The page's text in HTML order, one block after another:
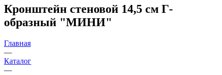
Кронштейн стеновой 14,5 см Г-
образный "МИНИ"
Главная
—
Каталог
—